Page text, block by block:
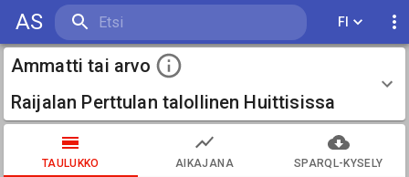
AS FI
Ammatti tai arvo
Raijalan Perttulan talollinen Huittisissa
TAULUKKO AIKAJANA SPARQL-KYSELY